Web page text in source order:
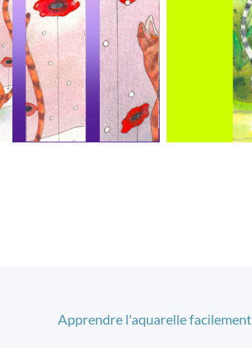
Apprendre l'aquarelle facilement